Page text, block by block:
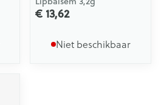
€ 13,62
Niet beschikbaar